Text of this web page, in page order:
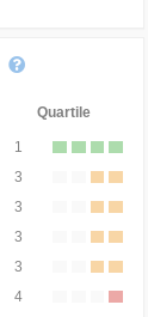
Quartile
1
3
3
3
3
4